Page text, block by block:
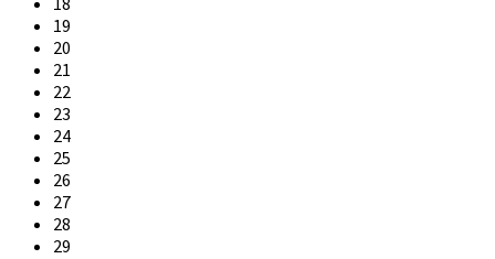
19
20
21
22
23
24
25
26
27
28
29